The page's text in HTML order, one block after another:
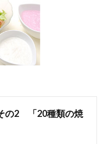
の2 「20種類の焼